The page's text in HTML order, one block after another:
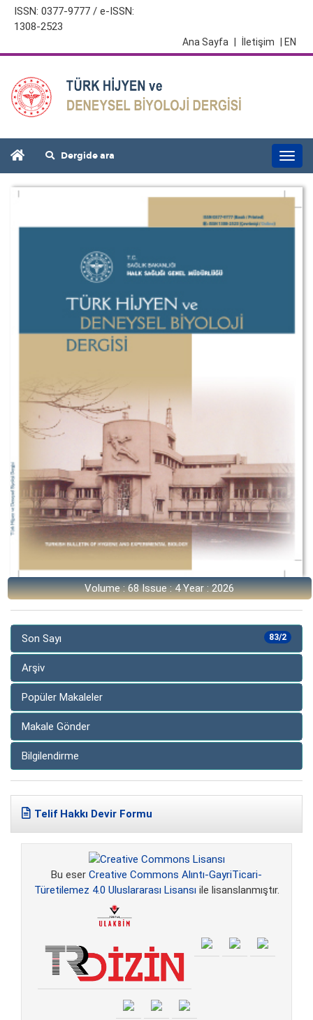
ISSN: 0377-9777 / e-ISSN:
1308-2523
| EN
İletişim
Ana Sayfa
Dergide ara
Volume : 68 Issue : 4 Year : 2026
83/2
Son Sayı
Arşiv
Popüler Makaleler
Makale Gönder
Bilgilendirme
Telif Hakkı Devir Formu
Bu eser Creative Commons Alıntı-GayriTicari-
Türetilemez 4.0 Uluslararası Lisansı ile lisanslanmıştır.